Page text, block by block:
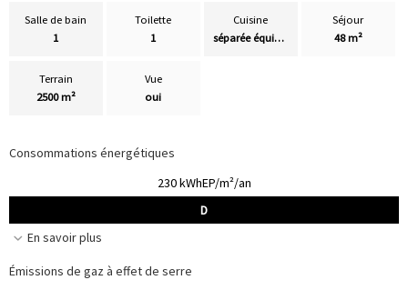
Salle de bain
1
Toilette
1
Cuisine
séparée équipée
Séjour
48 m²
Terrain
2500 m²
Vue
oui
Consommations énergétiques
230 kWhEP/m²/an
D
En savoir plus
Émissions de gaz à effet de serre